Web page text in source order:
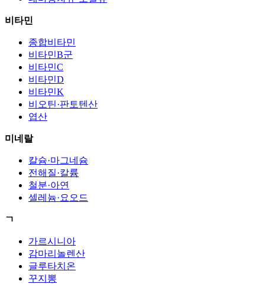
비타민
종합비타민
비타민B군
비타민C
비타민D
비타민K
비오틴·판토텐산
엽산
미네랄
칼슘·마그네슘
전해질·칼륨
철분·아연
셀레늄·요오드
ㄱ
가르시니아
감마리놀렌산
글루타치온
꾸지뽕